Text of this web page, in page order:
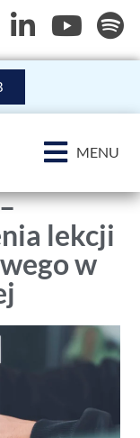
MENU
lekcji
w